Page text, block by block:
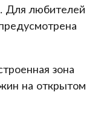
Для любителей
зона
на открытом